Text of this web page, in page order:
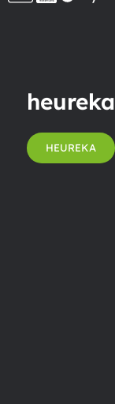
heureka
HEUREKA